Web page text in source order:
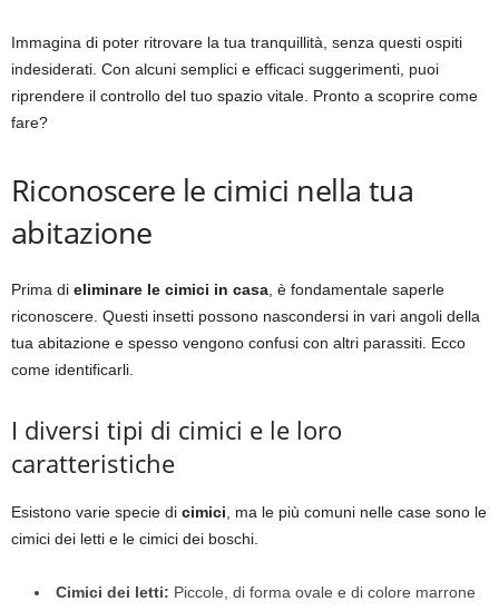
Immagina di poter ritrovare la tua tranquillità, senza questi ospiti
indesiderati. Con alcuni semplici e efficaci suggerimenti, puoi
riprendere il controllo del tuo spazio vitale. Pronto a scoprire come
fare?
Riconoscere le cimici nella tua
abitazione
Prima di eliminare le cimici in casa, è fondamentale saperle
riconoscere. Questi insetti possono nascondersi in vari angoli della
tua abitazione e spesso vengono confusi con altri parassiti. Ecco
come identificarli.
I diversi tipi di cimici e le loro
caratteristiche
Esistono varie specie di cimici, ma le più comuni nelle case sono le
cimici dei letti e le cimici dei boschi.
Cimici dei letti: Piccole, di forma ovale e di colore marrone